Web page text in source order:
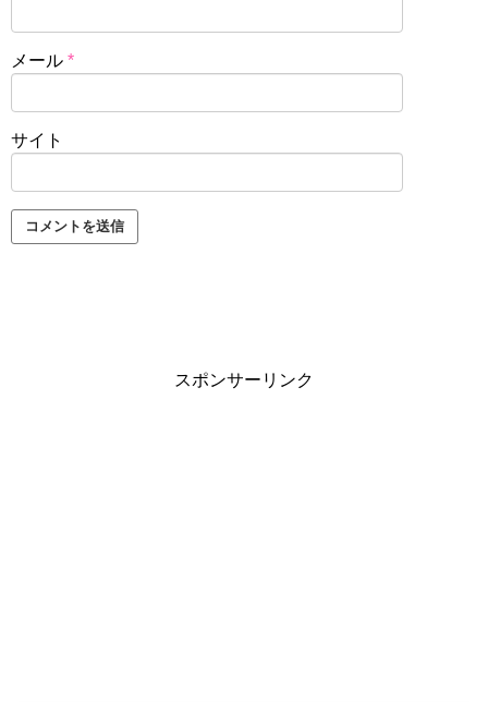
メール *
サイト
スポンサーリンク